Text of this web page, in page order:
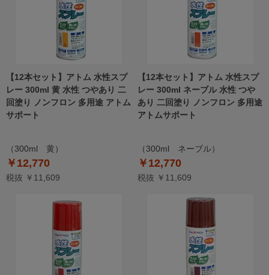
【12本セット】アトム 水性スプ
レー 300ml 黄 水性 つやあり 二
回塗り ノンフロン 多用途 アトム
サポート
（300ml 黄）
￥12,770
税抜 ￥11,609
【12本セット】アトム 水性スプ
レー 300ml ネーブル 水性 つや
あり 二回塗り ノンフロン 多用途
アトムサポート
（300ml ネーブル）
￥12,770
税抜 ￥11,609